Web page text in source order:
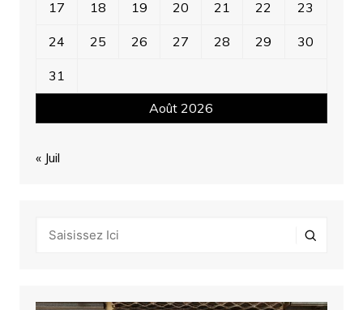
Août 2026
17 18 19 20 21 22 23
24 25 26 27 28 29 30
31
« Juil